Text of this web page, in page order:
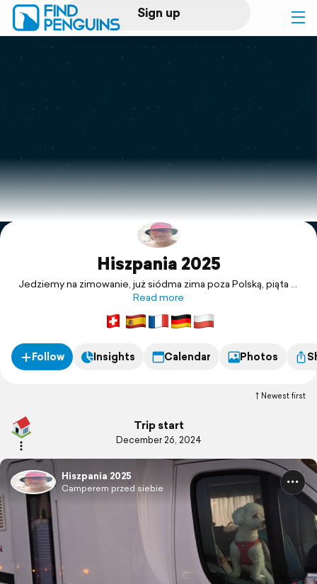
Sign up
Log in
Print a book
Flyover video
Explore
Hiszpania 2025
Jedziemy na zimowanie, już siódma zima poza Polską, piąta w
Hiszpanii. Ciekawe gdzie nas los poprowadzi. Nie mamy
żadnych planów, no może bardzo ramowe 😃. Plany wstępne -
3 miesiące
Read more
Follow Insights Calendar Photos
Newest first
Trip start
December 26, 2024
Hiszpania 2025
Camperem przed siebie